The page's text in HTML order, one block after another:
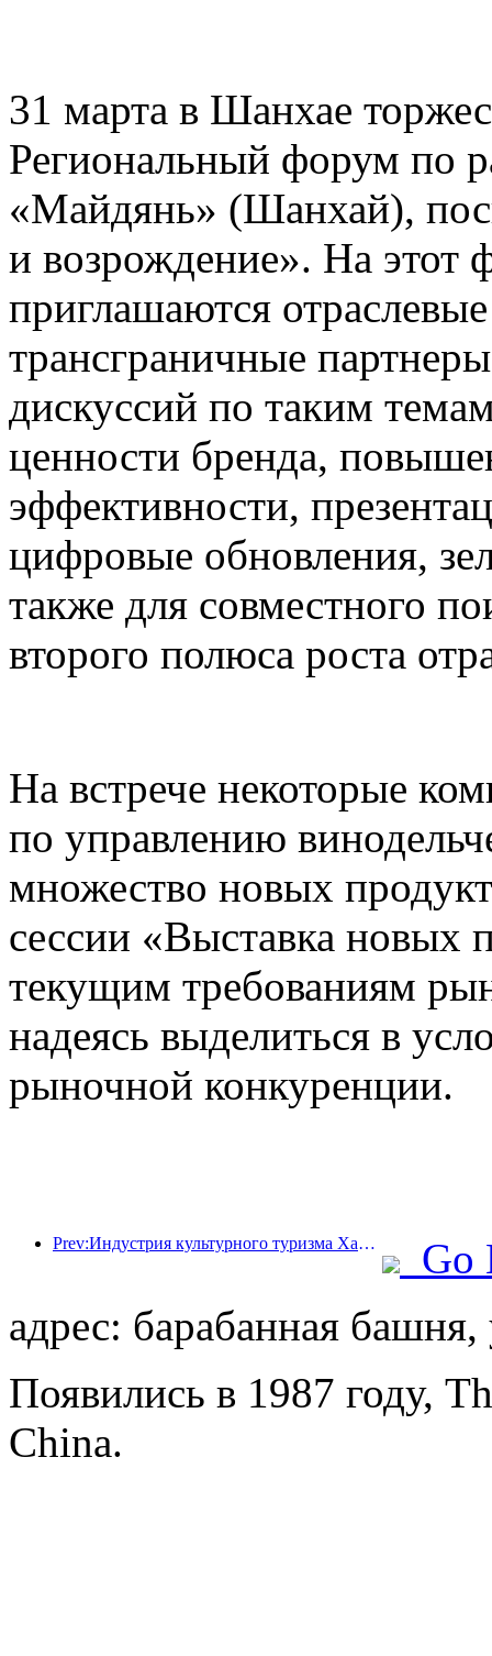
31 марта в Шанхае
Региональный форум по
«Майдянь» (Шанхай),
и возрождение». На этот
приглашаются
трансграничные
дискуссий по таким
ценности бренда,
эффективности,
цифровые обновления,
также для совместного
второго полюса роста
На встрече некоторые
по управлению
множество новых
сессии «Выставка новых
текущим требованиям
надеясь выделиться в
рыночной конкуренции.
Prev:Индустрия культурного туризма Ханчжоу будет процветать в 2024 году: добавленная культурная стоимость превысит 340 миллиардов, а число въездных туристов удвоится
Go
адрес: барабанная башня,
Появились в 1987 году,
China.